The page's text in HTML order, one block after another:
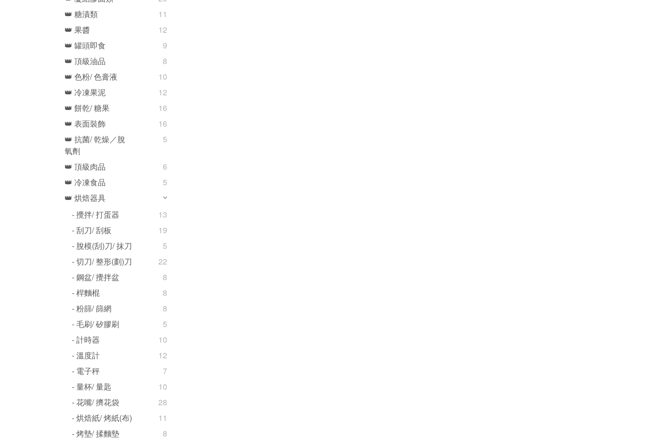
👑 糖漬類
11
👑 果醬
12
👑 罐頭即食
9
👑 頂級油品
8
👑 色粉/ 色膏液
10
👑 冷凍果泥
12
👑 餅乾/ 糖果
16
👑 表面裝飾
16
👑 抗菌/ 乾燥／脫
氧劑
5
👑 頂級肉品
6
👑 冷凍食品
5
👑 烘焙器具
- 攪拌/ 打蛋器
13
- 刮刀/ 刮板
19
- 脫模(刮)刀/ 抹刀
5
- 切刀/ 整形(劃)刀
22
- 鋼盆/ 攪拌盆
8
- 桿麵棍
8
- 粉篩/ 篩網
8
- 毛刷/ 矽膠刷
5
- 計時器
10
- 溫度計
12
- 電子秤
7
- 量杯/ 量匙
10
- 花嘴/ 擠花袋
28
- 烘焙紙/ 烤紙(布)
11
- 烤墊/ 揉麵墊
8